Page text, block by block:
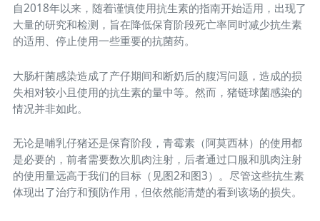
自2018年以来，随着谨慎使用抗生素的指南开始适用，出现了
大量的研究和检测，旨在降低保育阶段死亡率同时减少抗生素
的适用、停止使用一些重要的抗菌药。
大肠杆菌感染造成了产仔期间和断奶后的腹泻问题，造成的损
失相对较小且使用的抗生素的量中等。然而，猪链球菌感染的
情况并非如此。
无论是哺乳仔猪还是保育阶段，青霉素（阿莫西林）的使用都
是必要的，前者需要数次肌肉注射，后者通过口服和肌肉注射
的使用量远高于我们的目标（见图2和图3）。尽管这些抗生素
体现出了治疗和预防作用，但依然能清楚的看到该场的损失。